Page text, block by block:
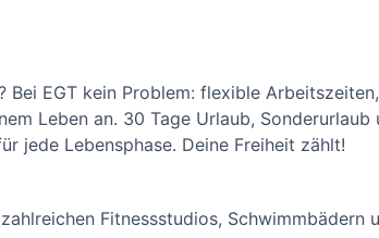
Bei EGT kein Problem: flexible
Leben an. 30 Tage Urlaub, Sonderurlaub
jede Lebensphase. Deine Freiheit zählt!
Fitnessstudios, Schwimmbädern